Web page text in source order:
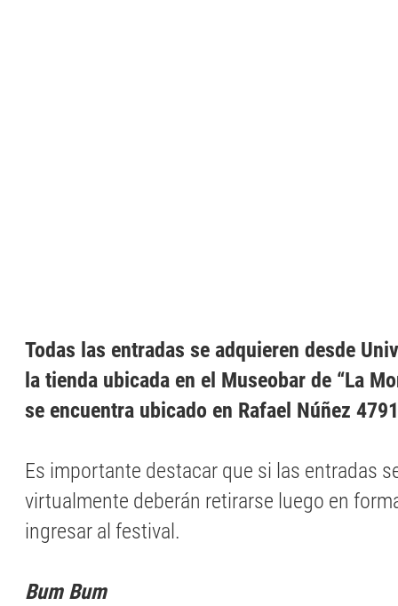
Todas las entradas se adquieren desde
la tienda ubicada en el Museobar de “La
se encuentra ubicado en Rafael Núñez
Es importante destacar que si las entradas
virtualmente deberán retirarse luego en
ingresar al festival.
Bum Bum